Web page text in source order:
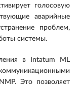
голосовую
аварийные
проблем,
системы.
в Intatum ML
Это позволяет